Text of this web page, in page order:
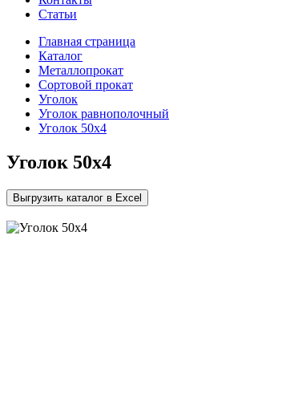
Статьи
Главная страница
Каталог
Металлопрокат
Сортовой прокат
Уголок
Уголок равнополочный
Уголок 50х4
Уголок 50х4
Выгрузить каталог в Excel